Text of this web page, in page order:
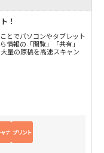
！
とでパソコンやタブレット
情報の「閲覧」「共有」
量の原稿を高速スキャン
ナ プリント